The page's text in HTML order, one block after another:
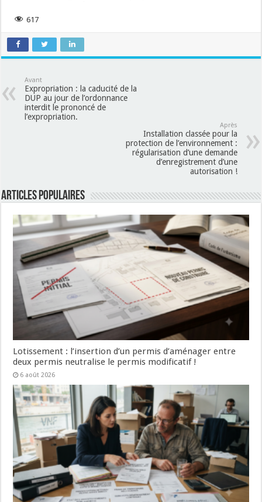
617
Avant
Expropriation : la caducité de la
DUP au jour de l’ordonnance
interdit le prononcé de
l’expropriation.
Après
Installation classée pour la
protection de l’environnement :
régularisation d’une demande
d’enregistrement d’une
autorisation !
Articles populaires
Lotissement : l’insertion d’un permis d’aménager entre
deux permis neutralise le permis modificatif !
6 août 2026